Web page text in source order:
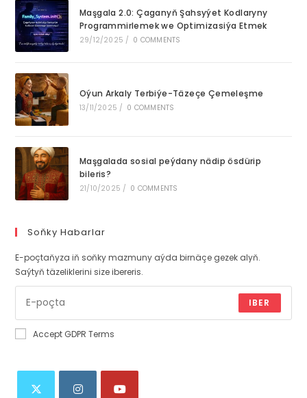
Maşgala 2.0: Çaganyň Şahsyýet Kodlaryny
Programmirlemek we Optimizasiýa Etmek
29/12/2025 / 0 COMMENTS
Oýun Arkaly Terbiýe-Täzeçe Çemeleşme
13/11/2025 / 0 COMMENTS
Maşgalada sosial peýdany nädip ösdürip
bileris?
21/10/2025 / 0 COMMENTS
Soňky Habarlar
E-poçtaňyza iň soňky mazmuny aýda birnäçe gezek alyň.
Saýtyň täzeliklerini size ibereris.
IBER
Accept GDPR Terms